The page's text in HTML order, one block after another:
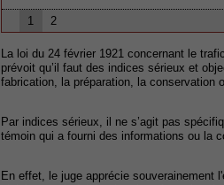
1 2
La loi du 24 février 1921 concernant le
prévoit qu’il faut des indices sérieux et
fabrication, la préparation, la conservation
Par indices sérieux, il ne s’agit pas
témoin qui a fourni des informations ou la
En effet, le juge apprécie souverainement